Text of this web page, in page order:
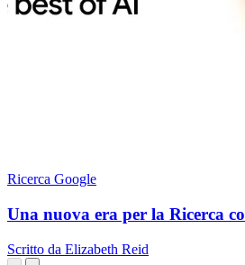
Ricerca Google
Una nuova era per la Ricerca
Scritto da Elizabeth Reid